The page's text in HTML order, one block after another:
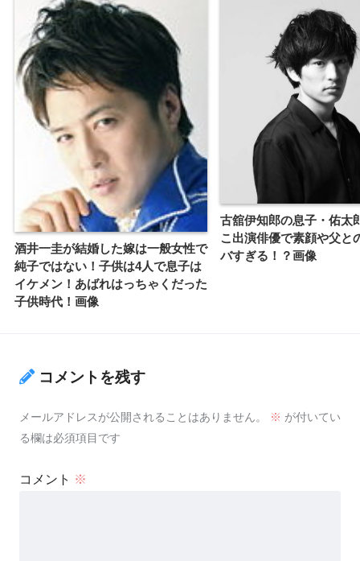
酒井一圭が結婚した嫁は一般女性で
純子ではない！子供は4人で息子は
イケメン！あばれはっちゃくだった
子供時代！画像
古舘伊知郎の息子・佑太
こ出演俳優で素顔や父と
バすぎる！？画像
コメントを残す
メールアドレスが公開されることはありません。 ※ が付いてい
る欄は必須項目です
コメント ※